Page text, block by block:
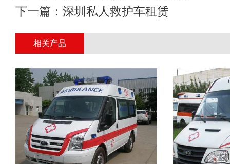
下一篇： 深圳私人救护车租赁
相关产品